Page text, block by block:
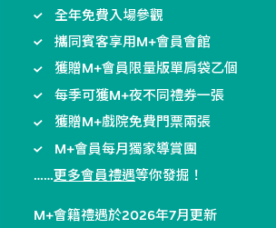
全年免費入場參觀
攜同賓客享用M+會員會館
獲贈M+會員限量版單肩袋乙個
每季可獲M+夜不同禮券一張
獲贈M+戲院免費門票兩張
M+會員每月獨家導賞團
……更多會員禮遇等你發掘！
M+會籍禮遇於2026年7月更新